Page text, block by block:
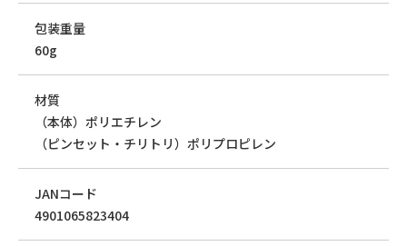
包装重量
60g
材質
（本体）ポリエチレン
（ピンセット・チリトリ）ポリプロピレン
JANコード
4901065823404